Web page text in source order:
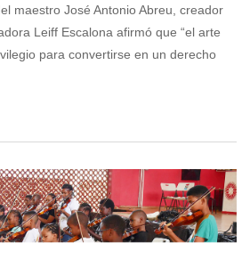
maestro José Antonio Abreu, creador
Leiff Escalona afirmó que “el arte
para convertirse en un derecho